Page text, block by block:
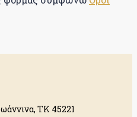
ΤΚ 45221